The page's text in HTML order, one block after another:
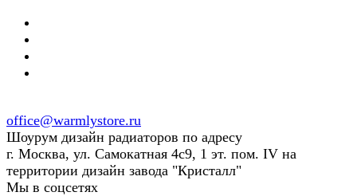
office@warmlystore.ru
Шоурум дизайн радиаторов по адресу
г. Москва, ул. Самокатная 4с9, 1 эт. пом. IV на
территории дизайн завода "Кристалл"
Мы в соцсетях